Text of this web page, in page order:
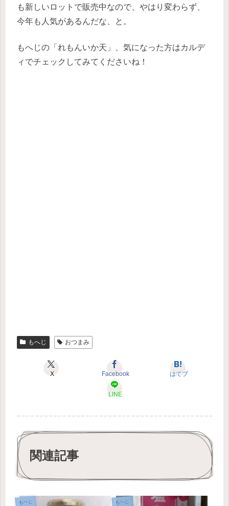
も新しいロットで販売中なので、やはり変わらず、
今年も人気があるんだな、と。
もへじの「れもんいか天」、気になった方はカルデ
ィでチェックしてみてくださいね！
もへじ おつまみ
X Facebook はてブ
LINE
関連記事
もへじ もへじ